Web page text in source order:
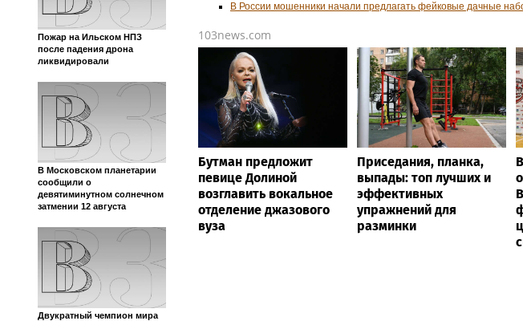
Пожар на Ильском НПЗ
после падения дрона
ликвидировали
В Московском планетарии
сообщили о
девятиминутном солнечном
затмении 12 августа
Двукратный чемпион мира
В России мошенники начали предлагать фейковые дачные
103news.com
Бутман предложит
певице Долиной
возглавить вокальное
отделение джазового
вуза
Приседания, планка,
выпады: топ лучших и
эффективных
упражнений для
разминки